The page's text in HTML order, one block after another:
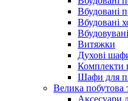
Вбудовані
Вбудовані
Витяжки
Духові
Комплекти
Шафи для
Велика побутова
Аксесуари